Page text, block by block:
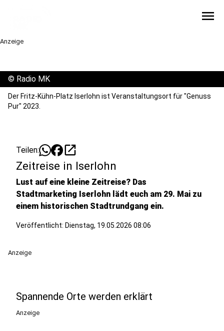
menu
Anzeige
© Radio MK
Der Fritz-Kühn-Platz Iserlohn ist Veranstaltungsort für "Genuss
Pur" 2023.
Teilen: open_in_new
Zeitreise in Iserlohn
Lust auf eine kleine Zeitreise? Das
Stadtmarketing Iserlohn lädt euch am 29. Mai zu
einem historischen Stadtrundgang ein.
Veröffentlicht: Dienstag, 19.05.2026 08:06
Anzeige
Spannende Orte werden erklärt
Anzeige